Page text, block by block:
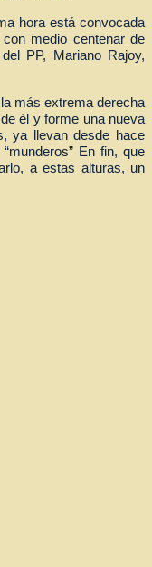
hora está convocada
medio centenar de
PP, Mariano Rajoy,
más extrema derecha
él y forme una nueva
ya llevan desde hace
En fin, que
a estas alturas, un